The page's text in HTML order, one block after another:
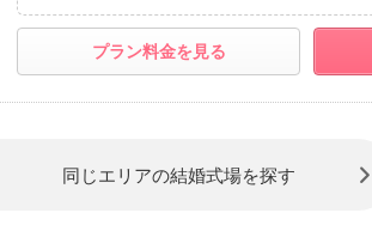
プラン料金を見る
同じエリアの結婚式場を探す